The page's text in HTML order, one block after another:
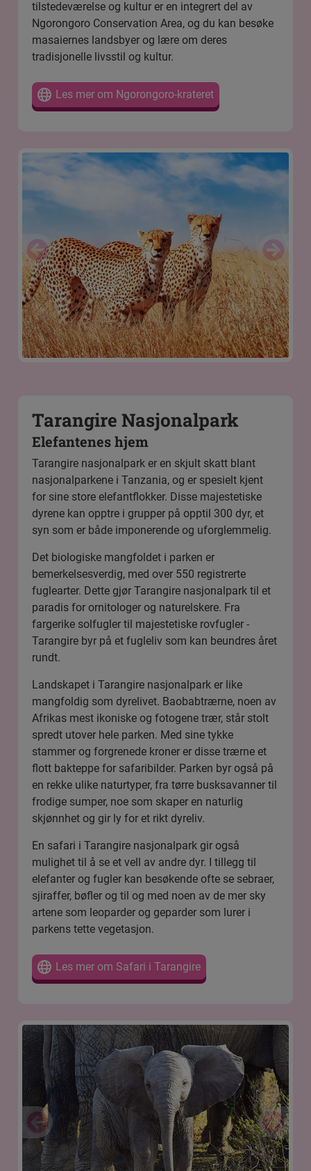
tilstedeværelse og kultur er en integrert del av
Ngorongoro Conservation Area, og du kan besøke
masaiernes landsbyer og lære om deres
tradisjonelle livsstil og kultur.
Les mer om Ngorongoro-krateret
Tarangire Nasjonalpark
Elefantenes hjem
Tarangire nasjonalpark er en skjult skatt blant
nasjonalparkene i Tanzania, og er spesielt kjent
for sine store elefantflokker. Disse majestetiske
dyrene kan opptre i grupper på opptil 300 dyr, et
syn som er både imponerende og uforglemmelig.
Det biologiske mangfoldet i parken er
bemerkelsesverdig, med over 550 registrerte
fuglearter. Dette gjør Tarangire nasjonalpark til et
paradis for ornitologer og naturelskere. Fra
fargerike solfugler til majestetiske rovfugler -
Tarangire byr på et fugleliv som kan beundres året
rundt.
Landskapet i Tarangire nasjonalpark er like
mangfoldig som dyrelivet. Baobabtrærne, noen av
Afrikas mest ikoniske og fotogene trær, står stolt
spredt utover hele parken. Med sine tykke
stammer og forgrenede kroner er disse trærne et
flott bakteppe for safaribilder. Parken byr også på
en rekke ulike naturtyper, fra tørre busksavanner til
frodige sumper, noe som skaper en naturlig
skjønnhet og gir ly for et rikt dyreliv.
En safari i Tarangire nasjonalpark gir også
mulighet til å se et vell av andre dyr. I tillegg til
elefanter og fugler kan besøkende ofte se sebraer,
sjiraffer, bøfler og til og med noen av de mer sky
artene som leoparder og geparder som lurer i
parkens tette vegetasjon.
Les mer om Safari i Tarangire